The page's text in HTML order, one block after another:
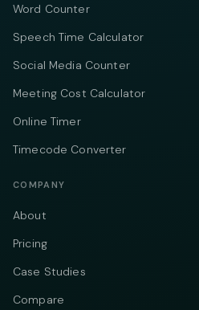
Word Counter
Speech Time Calculator
Social Media Counter
Meeting Cost Calculator
Online Timer
Timecode Converter
COMPANY
About
Pricing
Case Studies
Compare